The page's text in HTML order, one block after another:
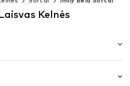
Kelnės